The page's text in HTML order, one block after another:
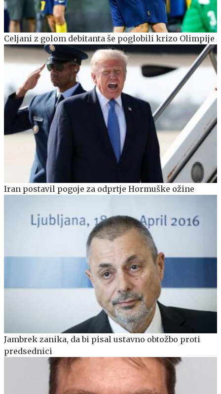
Celjani z golom debitanta še poglobili krizo Olimpije
Iran postavil pogoje za odprtje Hormuške ožine
Jambrek zanika, da bi pisal ustavno obtožbo proti
predsednici